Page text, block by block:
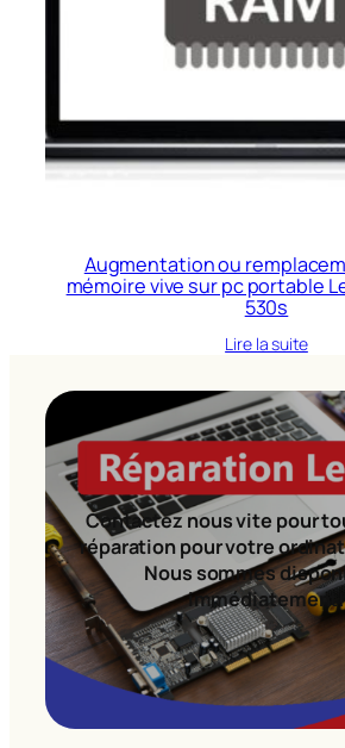
Augmentation ou
mémoire vive sur pc portable
530s
Lire la suite
Contactez nous vite pour
réparation pour votre
Nous sommes
immédiatement!